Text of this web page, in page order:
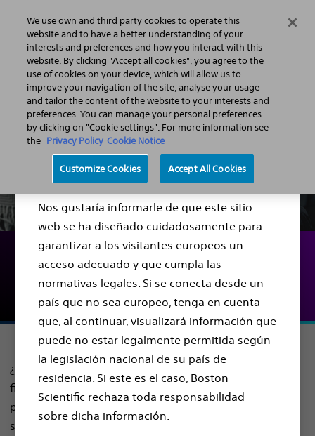
Estimado/a visitante:
Nos gustaría informarle de que este sitio
web se ha diseñado cuidadosamente para
garantizar a los visitantes europeos un
acceso adecuado y que cumpla las
normativas legales. Si se conecta desde un
país que no sea europeo, tenga en cuenta
que, al continuar, visualizará información que
puede no estar legalmente permitida según
la legislación nacional de su país de
residencia. Si este es el caso, Boston
Scientific rechaza toda responsabilidad
sobre dicha información.
Historias de pacientes
¿Qué dicen los pacientes sobre el estrés de vivir con
fibrilación auricular y cómo la ablación de campo
pulsado con el sistema de PFA les permitió recuperar
sus vidas?
We use own and third party cookies to operate this
website and to have a better understanding of your
interests and preferences and how you interact with this
website. By clicking "Accept all cookies", you agree to the
use of cookies on your device, which will allow us to
improve your navigation of the site, analyse your usage
and tailor the content of the website to your interests and
preferences. You can manage your personal preferences
by clicking on "Cookie settings". For more information see
the Privacy Policy Cookie Notice
Customize Cookies Accept All Cookies